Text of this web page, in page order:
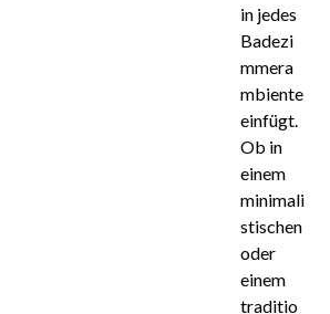
in jedes
Badezi
mmera
mbiente
einfügt.
Ob in
einem
minimali
stischen
oder
einem
traditio